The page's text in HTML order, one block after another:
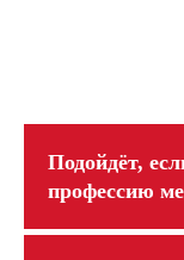
Подойдёт,
профессию